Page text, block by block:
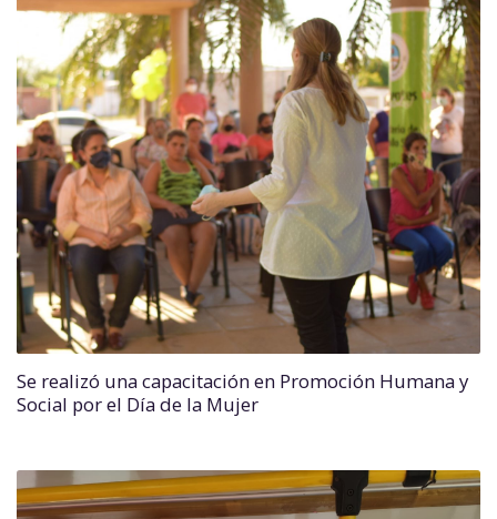
Se realizó una capacitación en Promoción Humana y
Social por el Día de la Mujer